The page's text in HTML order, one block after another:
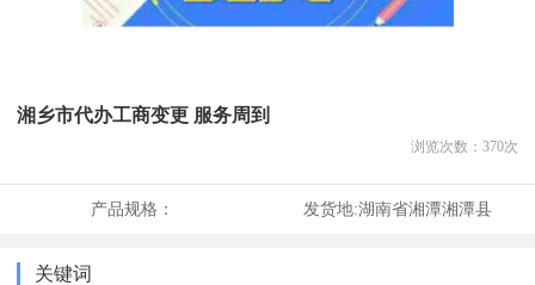
湘乡市代办工商变更 服务周到
浏览次数： 370次
产品规格： 发货地:湖南省湘潭湘潭县
关键词